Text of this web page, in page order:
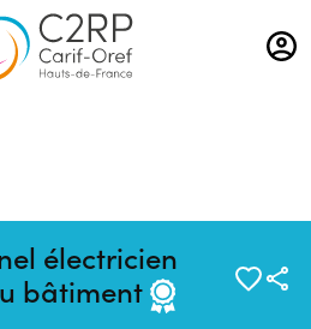
Aller
au
contenu
électricien
bâtiment
programmée en